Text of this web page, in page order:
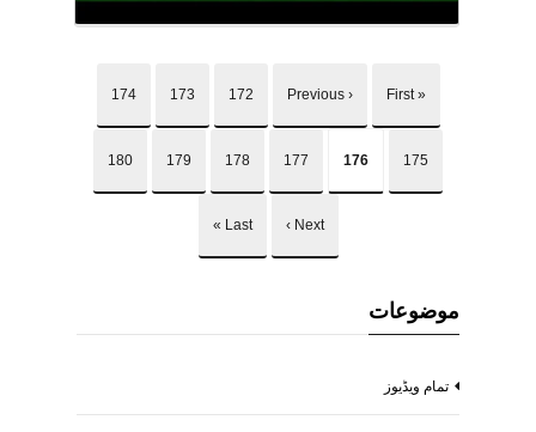
« First
‹ Previous
172
173
174
175
176
177
178
179
180
Next ›
Last »
موضوعات
تمام ویڈیوز